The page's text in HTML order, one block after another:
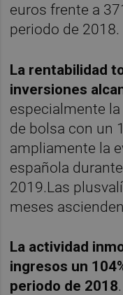
euros frente a
periodo de 2018.
La rentabilidad
inversiones
especialmente
de bolsa con un
ampliamente la
española
2019.Las
meses
La actividad
ingresos un
periodo de 2018